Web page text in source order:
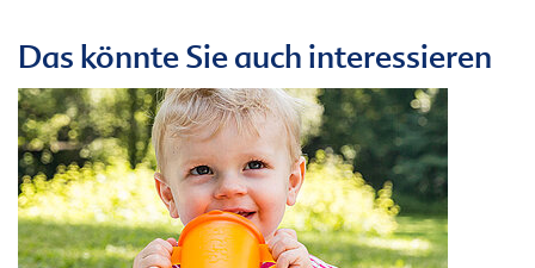
Das könnte Sie auch interessieren